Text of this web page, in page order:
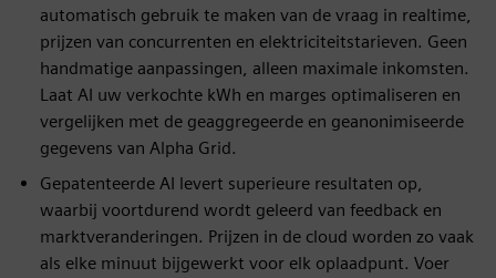
automatisch gebruik te maken van de vraag in realtime,
prijzen van concurrenten en elektriciteitstarieven. Geen
handmatige aanpassingen, alleen maximale inkomsten.
Laat AI uw verkochte kWh en marges optimaliseren en
vergelijken met de geaggregeerde en geanonimiseerde
gegevens van Alpha Grid.
Gepatenteerde AI levert superieure resultaten op,
waarbij voortdurend wordt geleerd van feedback en
marktveranderingen. Prijzen in de cloud worden zo vaak
als elke minuut bijgewerkt voor elk oplaadpunt. Voer